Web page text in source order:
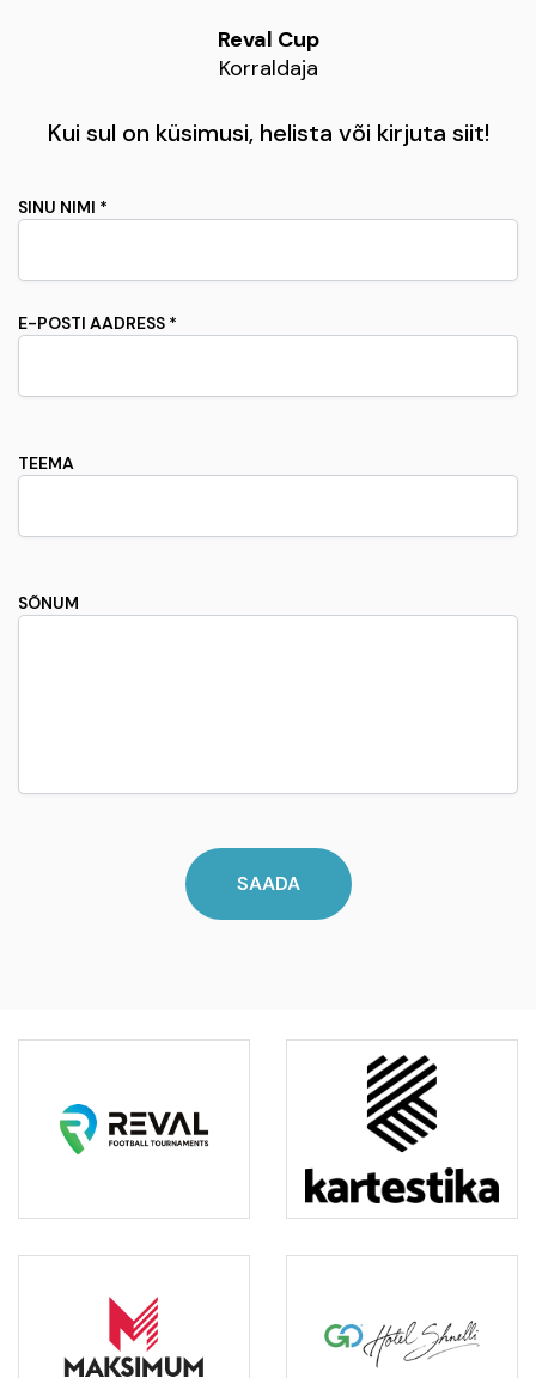
Reval Cup
Korraldaja
Kui sul on küsimusi, helista või kirjuta siit!
SINU NIMI *
E-POSTI AADRESS *
TEEMA
SÕNUM